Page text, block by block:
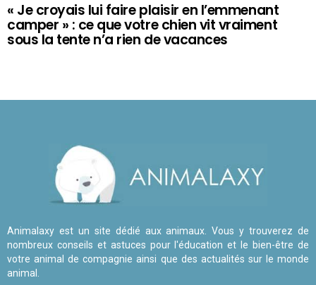
« Je croyais lui faire plaisir en l’emmenant
camper » : ce que votre chien vit vraiment
sous la tente n’a rien de vacances
Animalaxy est un site dédié aux animaux. Vous y trouverez de
nombreux conseils et astuces pour l'éducation et le bien-être de
votre animal de compagnie ainsi que des actualités sur le monde
animal.